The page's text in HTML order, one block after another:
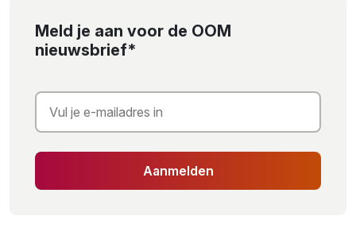
Meld je aan voor de OOM
nieuwsbrief*
Aanmelden